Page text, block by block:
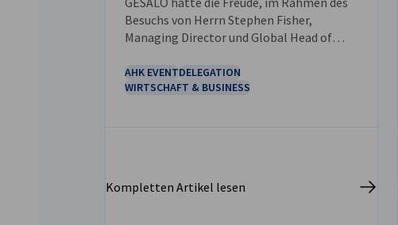
Besuchs von Herrn Stephen Fisher,
Managing Director und Global Head of
Bank, einen exklusiven CEO Roundtable
auszurichten.
AHK EVENTDELEGATION
WIRTSCHAFT & BUSINESS
Kompletten Artikel lesen